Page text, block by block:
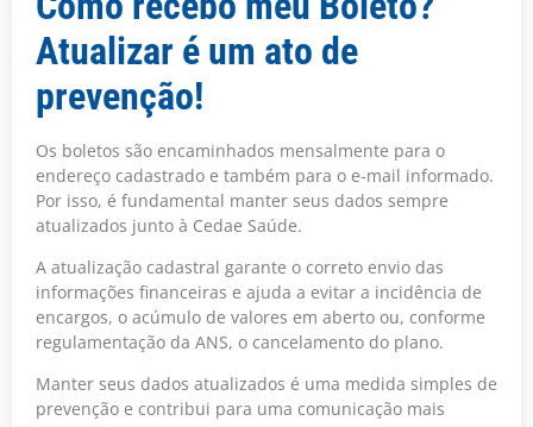
Atualizar é um ato de
prevenção!
Os boletos são encaminhados mensalmente para o
endereço cadastrado e também para o e-mail informado.
Por isso, é fundamental manter seus dados sempre
atualizados junto à Cedae Saúde.
A atualização cadastral garante o correto envio das
informações financeiras e ajuda a evitar a incidência de
encargos, o acúmulo de valores em aberto ou, conforme
regulamentação da ANS, o cancelamento do plano.
Manter seus dados atualizados é uma medida simples de
prevenção e contribui para uma comunicação mais